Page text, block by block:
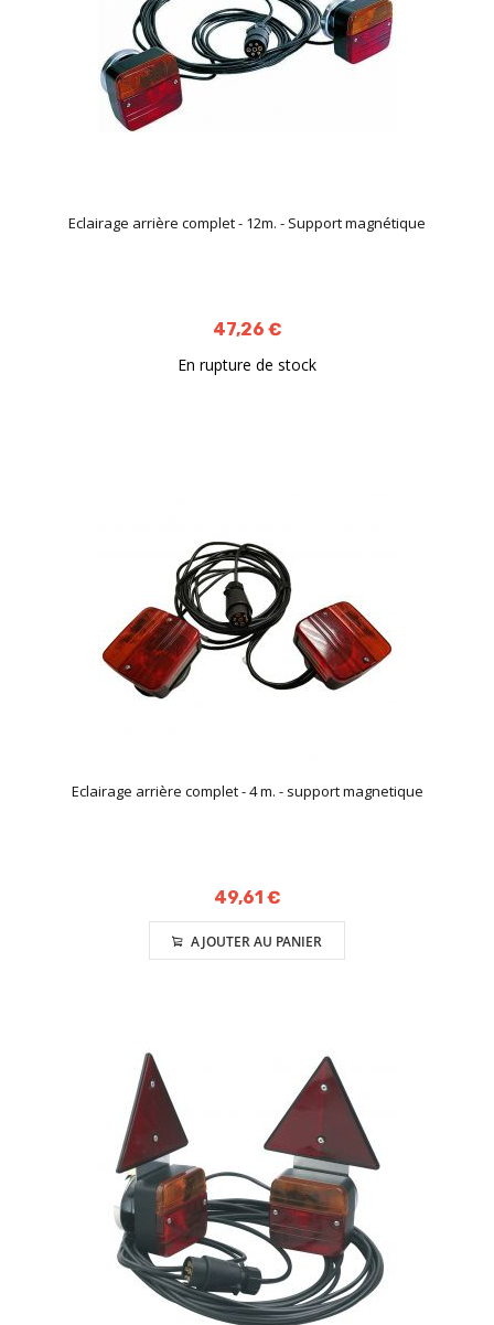
Eclairage arrière complet - 12m. - Support magnétique
47,26 €
En rupture de stock
Eclairage arrière complet - 4 m. - support magnetique
49,61 €
AJOUTER AU PANIER